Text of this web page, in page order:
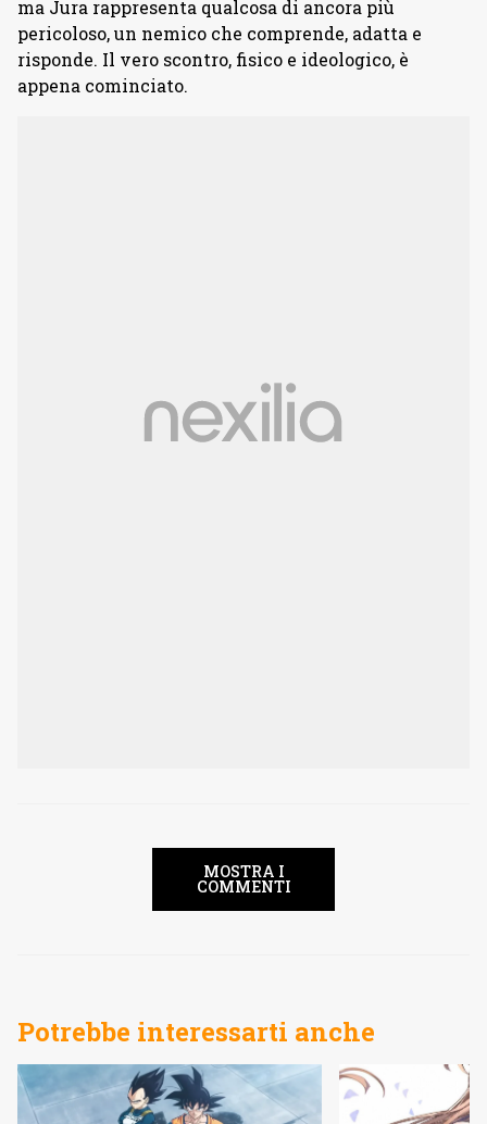
ma Jura rappresenta qualcosa di ancora più
pericoloso, un nemico che comprende, adatta e
risponde. Il vero scontro, fisico e ideologico, è
appena cominciato.
MOSTRA I
COMMENTI
Potrebbe interessarti anche